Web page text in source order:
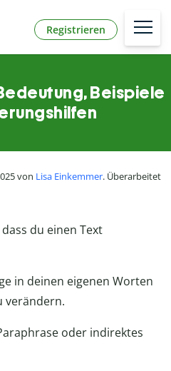
Registrieren
Beispiele
von Lisa Einkemmer. Überarbeitet
du einen Text
in deinen eigenen Worten
verändern.
oder indirektes